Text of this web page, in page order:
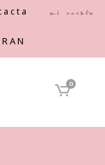
Mi cuenta
0